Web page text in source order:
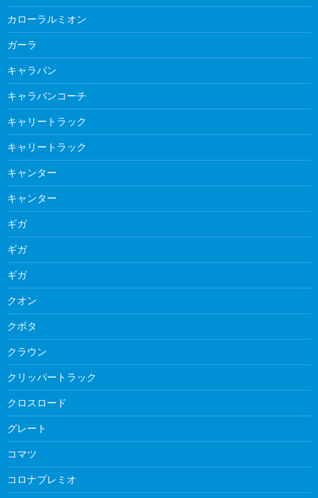
カローラルミオン
ガーラ
キャラバン
キャラバンコーチ
キャリートラック
キャリートラック
キャンター
キャンター
ギガ
ギガ
ギガ
クオン
クボタ
クラウン
クリッパートラック
クロスロード
グレート
コマツ
コロナプレミオ